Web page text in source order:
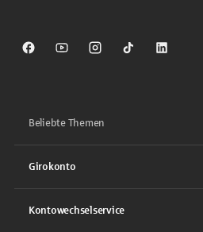
Sparkasse auf Facebook
Sparkasse auf Youtube
Sparkasse aufSparkasse auf
Beliebte Themen
Girokonto
Kontowechselservice